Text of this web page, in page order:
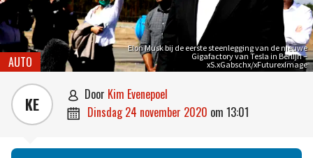
Elon Musk bij de eerste steenlegging van de nieuwe
Gigafactory van Tesla in Berlijn –
xS.xGabschx/xFuturexImage
AUTO
KE  door Kim Evenepoel
 dinsdag 24 november 2020 om 13:01